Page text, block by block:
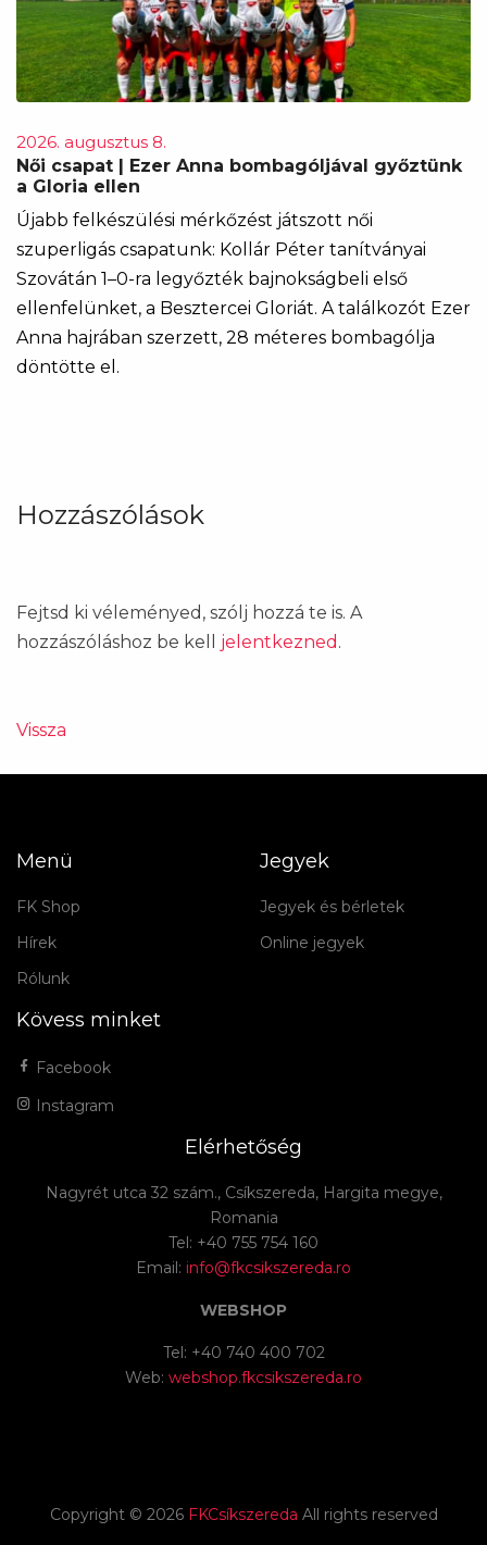
2026. augusztus 8.
Női csapat | Ezer Anna bombagóljával győztünk
a Gloria ellen
Újabb felkészülési mérkőzést játszott női
szuperligás csapatunk: Kollár Péter tanítványai
Szovátán 1–0-ra legyőzték bajnokságbeli első
ellenfelünket, a Besztercei Gloriát. A találkozót Ezer
Anna hajrában szerzett, 28 méteres bombagólja
döntötte el.
Hozzászólások
Fejtsd ki véleményed, szólj hozzá te is. A
hozzászóláshoz be kell jelentkezned .
Vissza
Menü
FK Shop
Hírek
Rólunk
Jegyek
Jegyek és bérletek
Online jegyek
Kövess minket
Facebook
Instagram
Elérhetőség
Nagyrét utca 32 szám., Csíkszereda, Hargita megye,
Romania
Tel: +40 755 754 160
Email: info@fkcsikszereda.ro
WEBSHOP
Tel: +40 740 400 702
Web: webshop.fkcsikszereda.ro
Copyright © 2026 FKCsíkszereda All rights reserved